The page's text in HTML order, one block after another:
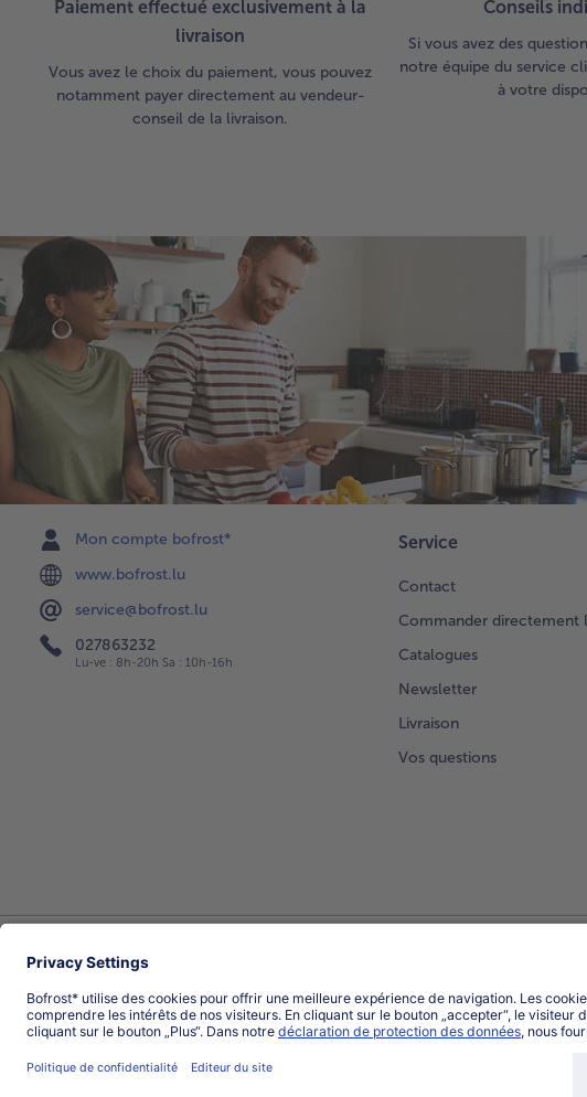
Paiement effectué exclusivement à la
livraison
Vous avez le choix du paiement, vous pouvez
notamment payer directement au vendeur-
conseil de la livraison.
Conseils
Si vous avez des
notre équipe du service
à votre
Mon compte bofrost*
www.bofrost.lu
service@bofrost.lu
027863232
Lu-ve : 8h-20h Sa : 10h-16h
Service
Contact
Commander directement
Catalogues
Newsletter
Livraison
Vos questions